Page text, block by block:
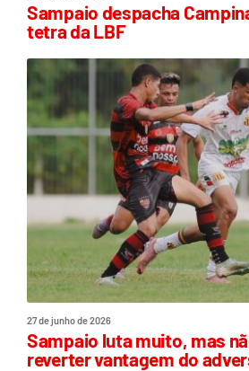
Sampaio despacha
tetra da LBF
27 de junho de 2026
Sampaio luta muito, mas
reverter vantagem do